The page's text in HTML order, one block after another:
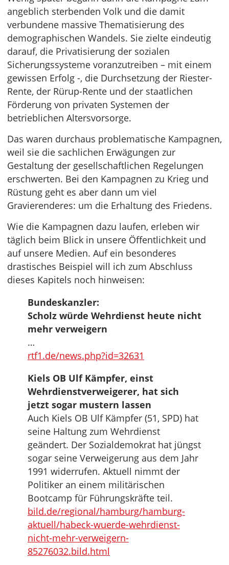
angeblich sterbenden Volk und die damit
verbundene massive Thematisierung des
demographischen Wandels. Sie zielte eindeutig
darauf, die Privatisierung der sozialen
Sicherungssysteme voranzutreiben – mit einem
gewissen Erfolg -, die Durchsetzung der Riester-
Rente, der Rürup-Rente und der staatlichen
Förderung von privaten Systemen der
betrieblichen Altersvorsorge.
Das waren durchaus problematische Kampagnen,
weil sie die sachlichen Erwägungen zur
Gestaltung der gesellschaftlichen Regelungen
erschwerten. Bei den Kampagnen zu Krieg und
Rüstung geht es aber dann um viel
Gravierenderes: um die Erhaltung des Friedens.
Wie die Kampagnen dazu laufen, erleben wir
täglich beim Blick in unsere Öffentlichkeit und
auf unsere Medien. Auf ein besonderes
drastisches Beispiel will ich zum Abschluss
dieses Kapitels noch hinweisen:
Bundeskanzler:
Scholz würde Wehrdienst heute nicht
mehr verweigern
…
rtf1.de/news.php?id=32631
Kiels OB Ulf Kämpfer, einst
Wehrdienstverweigerer, hat sich
jetzt sogar mustern lassen
Auch Kiels OB Ulf Kämpfer (51, SPD) hat
seine Haltung zum Wehrdienst
geändert. Der Sozialdemokrat hat jüngst
sogar seine Verweigerung aus dem Jahr
1991 widerrufen. Aktuell nimmt der
Politiker an einem militärischen
Bootcamp für Führungskräfte teil.
bild.de/regional/hamburg/hamburg-
aktuell/habeck-wuerde-wehrdienst-
nicht-mehr-verweigern-
85276032.bild.html